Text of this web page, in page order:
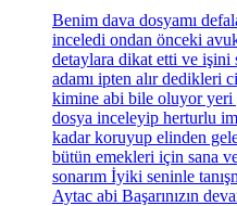
Benim dava dosyamı
inceledi ondan önceki
detaylara dikat etti ve işini
adamı ipten alır dedikleri
kimine abi bile oluyor yeri
dosya inceleyip herturlu
kadar koruyup elinden
bütün emekleri için sana
sonarım İyiki seninle
Aytac abi Başarınızın